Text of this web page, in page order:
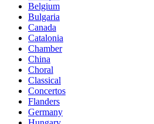
Belgium
Bulgaria
Canada
Catalonia
Chamber
China
Choral
Classical
Concertos
Flanders
Germany